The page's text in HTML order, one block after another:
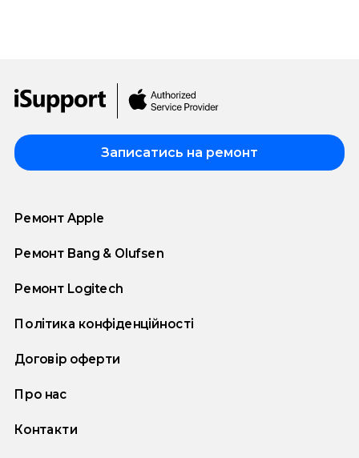
Записатись на ремонт
Ремонт Apple
Ремонт Bang & Olufsen
Ремонт Logitech
Політика конфіденційності
Договір оферти
Про нас
Контакти